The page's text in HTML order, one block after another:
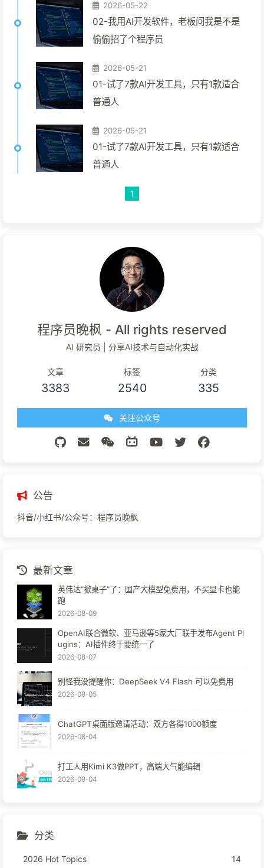
2026-05-22
02-我用AI开发软件，老板问我是不是
偷偷招了个程序员
2026-05-21
01-试了7款AI开发工具，只有1款适合
普通人
2026-05-21
01-试了7款AI开发工具，只有1款适合
普通人
1
程序员晚枫 - All rights reserved
AI 研究员 | 分享AI技术与自动化实战
文章
3383
标签
2540
分类
335
关注公众号
公告
抖音/小红书/公众号：程序员晚枫
最新文章
英伟达“掀桌子”了：国产大模型免费用，不买显卡也能
跑
2026-08-09
OpenAI联合微软、亚马逊等5家大厂联手发布Agent Pl
ugins：AI插件终于要统一了
2026-08-07
别怪我没提醒你：DeepSeek V4 Flash 可以免费用
2026-08-05
ChatGPT桌面版邀请活动：双方各得1000额度
2026-08-04
打工人用Kimi K3做PPT，高端大气能编辑
2026-08-04
分类
2026 Hot Topics
14